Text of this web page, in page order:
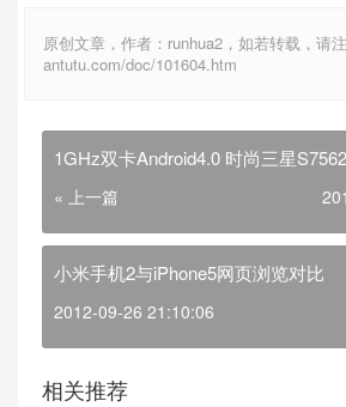
原创文章，作者：runhua2，如若转载，请
antutu.com/doc/101604.htm
1GHz双卡Android4.0 时尚三星
« 上一篇
小米手机2与iPhone5网页浏览对比
2012-09-26 21:10:06
相关推荐